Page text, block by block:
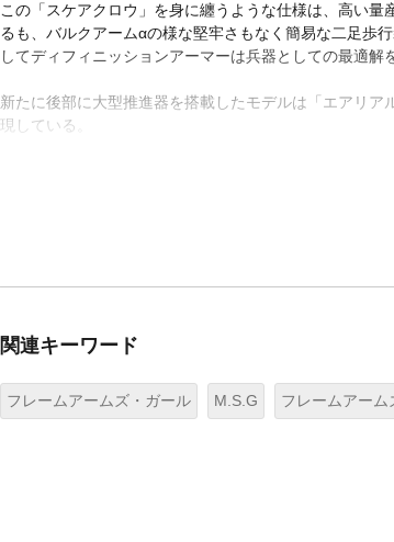
この「スケアクロウ」を身に纏うような仕様は、高い
るも、バルクアームαの様な堅牢さもなく簡易な二足歩
してディフィニッションアーマーは兵器としての最適解
新たに後部に大型推進器を搭載したモデルは「エアリ
現している。
関連キーワード
フレームアームズ・ガール M.S.G フレームアーム